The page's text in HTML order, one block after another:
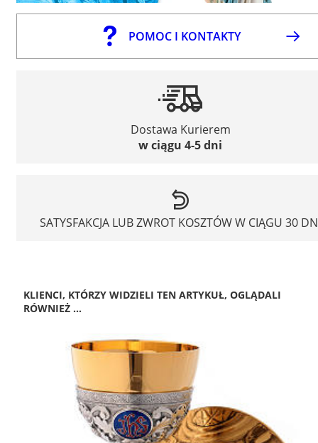
POMOC I KONTAKTY
Dostawa Kurierem
w ciągu 4-5 dni
SATYSFAKCJA LUB ZWROT KOSZTÓW W CIĄGU 30
KLIENCI, KTÓRZY WIDZIELI TEN ARTYKUŁ, OGLĄDALI
RÓWNIEŻ ...